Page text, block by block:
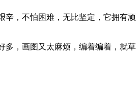
辛，不怕困难，无比坚定，它拥有顽
多，画图又太麻烦，编着编着，就草